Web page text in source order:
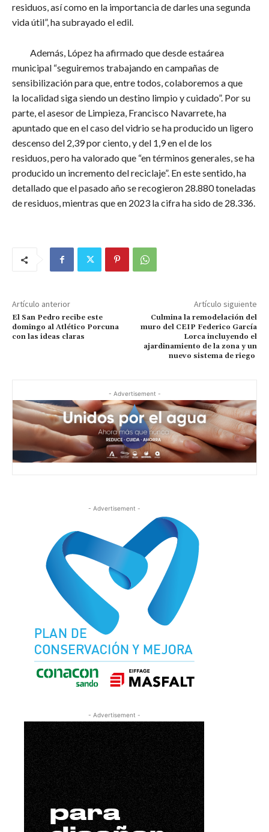
residuos, así como en la importancia de darles una segunda
vida útil”, ha subrayado el edil.
Además, López ha afirmado que desde estaárea
municipal “seguiremos trabajando en campañas de
sensibilización para que, entre todos, colaboremos a que
la localidad siga siendo un destino limpio y cuidado”. Por su
parte, el asesor de Limpieza, Francisco Navarrete, ha
apuntado que en el caso del vidrio se ha producido un ligero
descenso del 2,39 por ciento, y del 1,9 en el de los
residuos, pero ha valorado que “en términos generales, se ha
producido un incremento del reciclaje”. En este sentido, ha
detallado que el pasado año se recogieron 28.880 toneladas
de residuos, mientras que en 2023 la cifra ha sido de 28.336.
Artículo anterior
El San Pedro recibe este
domingo al Atlético Porcuna
con las ideas claras
Artículo siguiente
Culmina la remodelación del
muro del CEIP Federico García
Lorca incluyendo el
ajardinamiento de la zona y un
nuevo sistema de riego
- Advertisement -
- Advertisement -
- Advertisement -